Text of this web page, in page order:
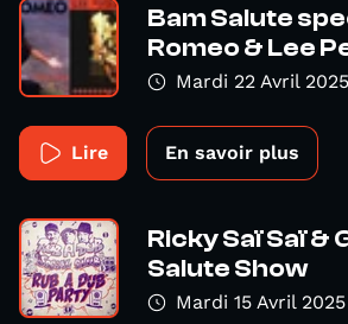
Bam Salute
Romeo & Lee
Mardi 22 Avril 2025
Lire En savoir plus
Ricky Saï Saï &
Salute Show
Mardi 15 Avril 2025